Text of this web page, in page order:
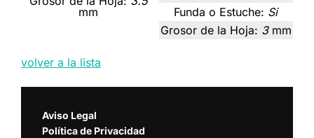
mm
Funda o Estuche: Si
Grosor de la Hoja: 3 mm
volver a la lista
Aviso Legal
Política de Privacidad